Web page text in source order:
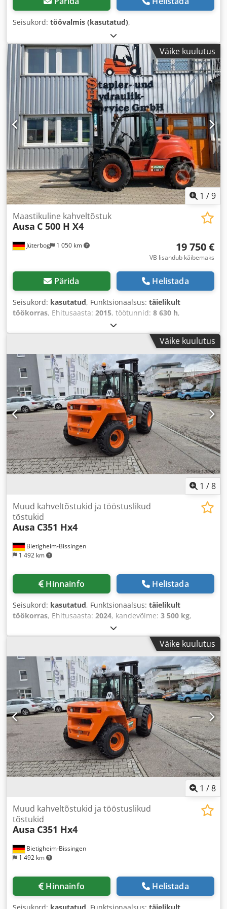
Seisukord: töövalmis (kasutatud),
Väike kuulutus
1 /9
Jüterbog 1 050 km
Maastikuline kahveltõstuk
Ausa C 500 H X4
19 750 €
VB lisandub käibemaks
Pärida Helistada
Seisukord: kasutatud, Funktsionaalsus: täielikult
töökorras, Ehitusaasta: 2015, töötunnid: 8 630 h,
, tõstekõrgus:
tõstekõrgus:100 mm, kütuse tüüp:diisel, masti tüüp:
, kahvliga kanduri laius:
1 710 mm, kahvli pikkus:1 500 mm, tühimass:8 350 kg,
veotüüp:
Diesel , ehituslaius: 1 990 mm,
Väike kuulutus
1 /8
Bietigheim-Bissingen
1 492 km
Muud kahveltõstukid ja tööstuslikud
tõstukid
Ausa C351 Hx4
Hinnainfo Helistada
Seisukord: kasutatud, Funktsionaalsus: täielikult
töökorras, Ehitusaasta: 2024, kandevõime: 3 500 kg,
, tühimass:5 416 kg
mm, veotüüp:Diesel,
Väike kuulutus
1 /8
Bietigheim-Bissingen
1 492 km
Muud kahveltõstukid ja tööstuslikud
tõstukid
Ausa C351 Hx4
Hinnainfo Helistada